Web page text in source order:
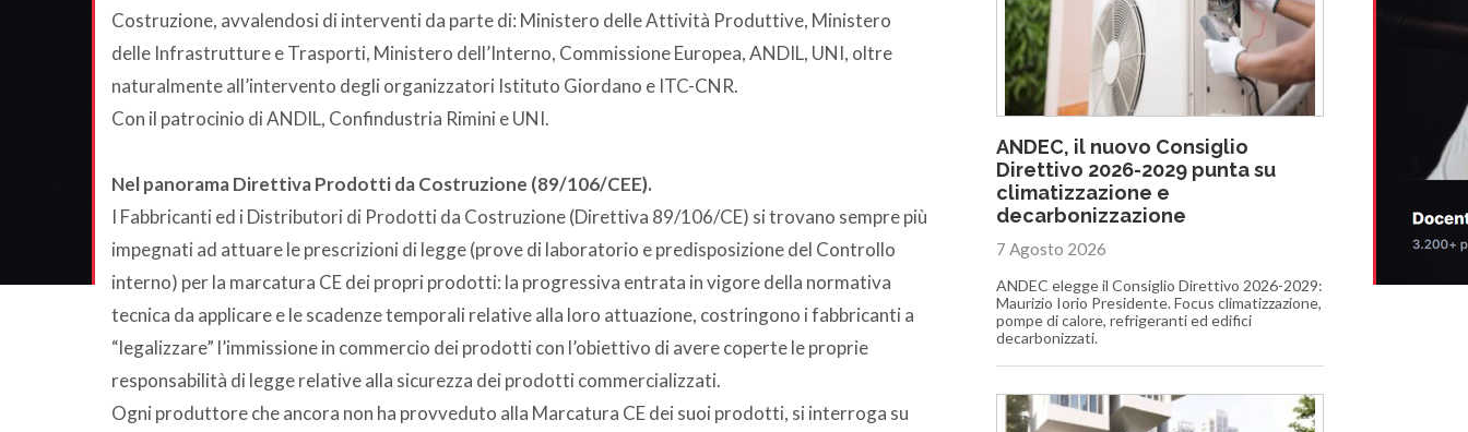
Costruzione, avvalendosi di interventi da parte di: Ministero delle Attività Produttive, Ministero
delle Infrastrutture e Trasporti, Ministero dell’Interno, Commissione Europea, ANDIL, UNI, oltre
naturalmente all’intervento degli organizzatori Istituto Giordano e ITC-CNR.
Con il patrocinio di ANDIL, Confindustria Rimini e UNI.
Nel panorama Direttiva Prodotti da Costruzione (89/106/CEE).
I Fabbricanti ed i Distributori di Prodotti da Costruzione (Direttiva 89/106/CE) si trovano sempre più
impegnati ad attuare le prescrizioni di legge (prove di laboratorio e predisposizione del Controllo
interno) per la marcatura CE dei propri prodotti: la progressiva entrata in vigore della normativa
tecnica da applicare e le scadenze temporali relative alla loro attuazione, costringono i fabbricanti a
“legalizzare” l’immissione in commercio dei prodotti con l’obiettivo di avere coperte le proprie
responsabilità di legge relative alla sicurezza dei prodotti commercializzati.
Ogni produttore che ancora non ha provveduto alla Marcatura CE dei suoi prodotti, si interroga su
ANDEC, il nuovo Consiglio
Direttivo 2026-2029 punta su
climatizzazione e
decarbonizzazione
7 Agosto 2026
ANDEC elegge il Consiglio Direttivo 2026-2029:
Maurizio Iorio Presidente. Focus climatizzazione,
pompe di calore, refrigeranti ed edifici
decarbonizzati.